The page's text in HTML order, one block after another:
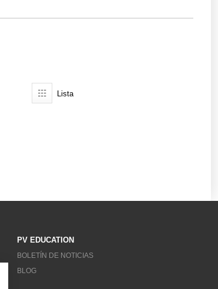
Lista
PV EDUCATION
BOLETÍN DE NOTICIAS
BLOG